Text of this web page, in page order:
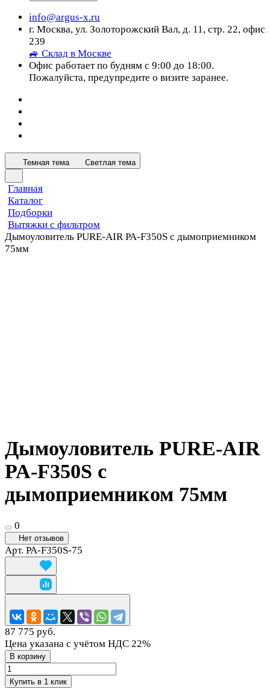
info@argus-x.ru
г. Москва, ул. Золоторожский Вал, д. 11, стр. 22, офис
239
🚙 Склад в Москве
Офис работает по будням с 9:00 до 18:00.
Пожалуйста, предупредите о визите заранее.
Темная тема Светлая тема
Главная
Каталог
Подборки
Вытяжки с фильтром
Дымоуловитель PURE-AIR PA-F350S с дымоприемником
75мм
Дымоуловитель PURE-AIR
PA-F350S с
дымоприемником 75мм
0
Нет отзывов
Арт. PA-F350S-75
87 775 руб.
Цена указана с учётом НДС 22%
В корзину
Купить в 1 клик